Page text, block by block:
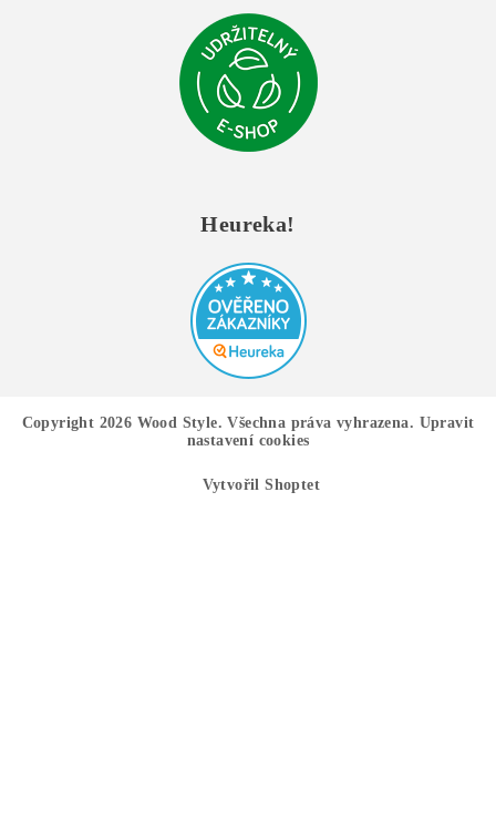
Heureka!
Copyright 2026 Wood Style. Všechna práva vyhrazena. Upravit
nastavení cookies
Vytvořil Shoptet